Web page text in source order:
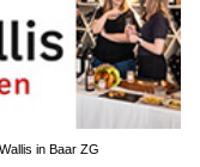
in Baar ZG